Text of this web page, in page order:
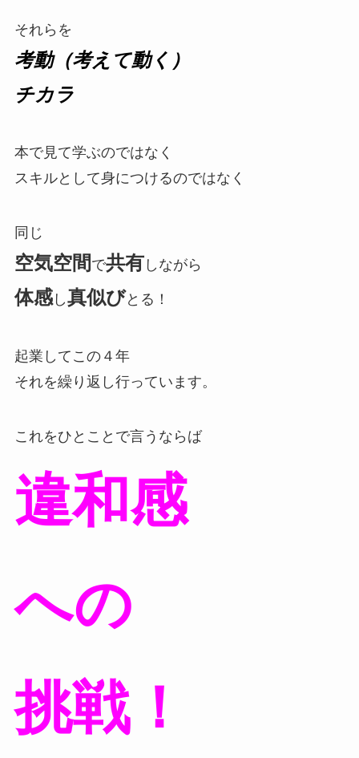
それらを
考動（考えて動く）
チカラ
本で見て学ぶのではなく
スキルとして身につけるのではなく
同じ
空気空間 で共有 しながら
体感し真似びとる！
起業してこの４年
それを繰り返し行っています。
これをひとことで言うならば
違和感
への
挑戦！